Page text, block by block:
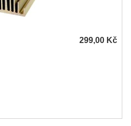
299,00 Kč